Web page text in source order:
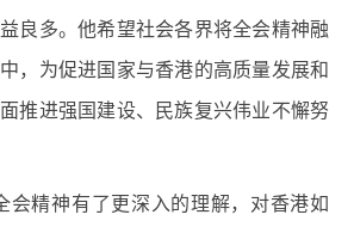
良多。他希望社会各界将全会精神融
，为促进国家与香港的高质量发展和
推进强国建设、民族复兴伟业不懈努
会精神有了更深入的理解，对香港如